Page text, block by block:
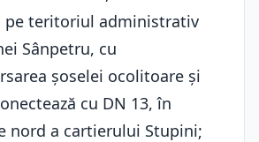
pe teritoriul administrativ
Sânpetru, cu
şoselei ocolitoare și
cu DN 13, în
nord a cartierului Stupini;